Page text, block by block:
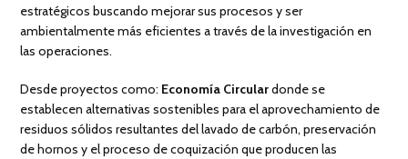
estratégicos buscando mejorar sus procesos y ser
ambientalmente más eficientes a través de la investigación en
las operaciones.
Desde proyectos como: Economía Circulardonde se
establecen alternativas sostenibles para el aprovechamiento de
residuos sólidos resultantes del lavado de carbón, preservación
de hornos y el proceso de coquización que producen las